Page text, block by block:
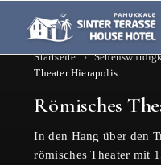
Startseite ›
Theater Hierapolis
Römisches
In den Hang über den
römisches Theater mit